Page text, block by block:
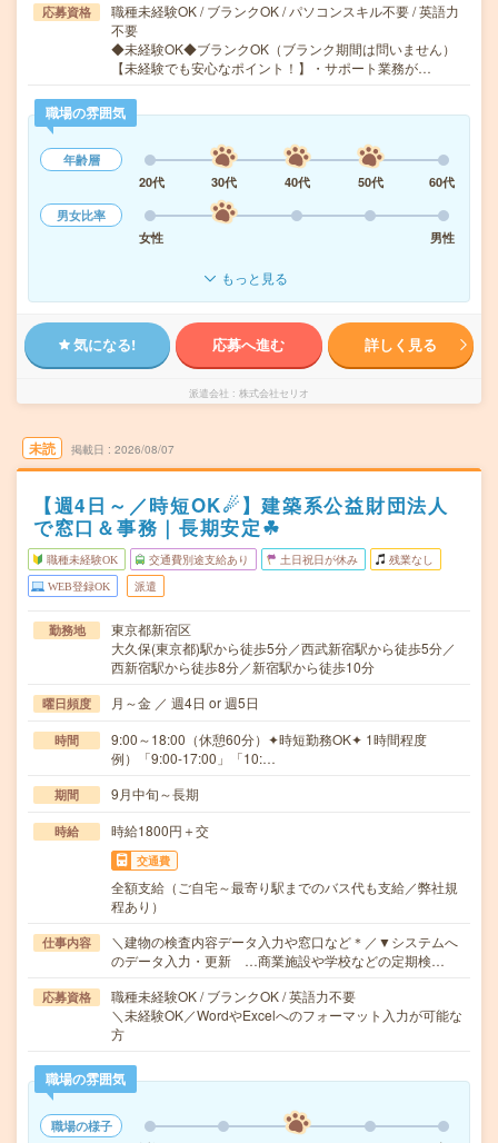
応募資格
職種未経験OK / ブランクOK / パソコンスキル不要 / 英語力
不要
◆未経験OK◆ブランクOK（ブランク期間は問いません）
【未経験でも安心なポイント！】・サポート業務が…
職場の雰囲気
年齢層
20代
30代 40代 50代
60代
男女比率
女性
男性
もっと見る
気になる! 応募へ進む 詳しく見る
派遣会社 株式会社セリオ
未読 掲載日 2026/08/07
【週4日～／時短OK☄】建築系公益財団法人
で窓口＆事務｜長期安定☘︎
職種未経験OK 交通費別途支給あり 土日祝日が休み 残業なし
WEB登録OK 派遣
勤務地
東京都新宿区
大久保(東京都)駅から徒歩5分／西武新宿駅から徒歩5分／
西新宿駅から徒歩8分／新宿駅から徒歩10分
曜日頻度 月～金 ／ 週4日 or 週5日
時間
9:00～18:00（休憩60分）✦時短勤務OK✦ 1時間程度
例）「9:00-17:00」「10:…
期間 9月中旬～長期
時給 時給1800円＋交
交通費
全額支給（ご自宅～最寄り駅までのバス代も支給／弊社規
程あり）
仕事内容
＼建物の検査内容データ入力や窓口など＊／▼システムへ
のデータ入力・更新 …商業施設や学校などの定期検…
応募資格
職種未経験OK / ブランクOK / 英語力不要
＼未経験OK／WordやExcelへのフォーマット入力が可能な
方
職場の雰囲気
職場の様子